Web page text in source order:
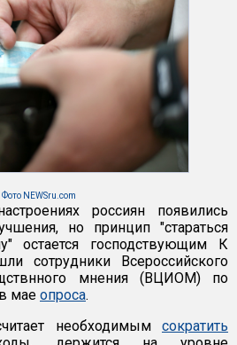
Фото NEWSru.com
россиян появились
но принцип "стараться
остается господствующим К
сотрудники Всероссийского
мнения (ВЦИОМ) по
мае опроса.
необходимым сократить